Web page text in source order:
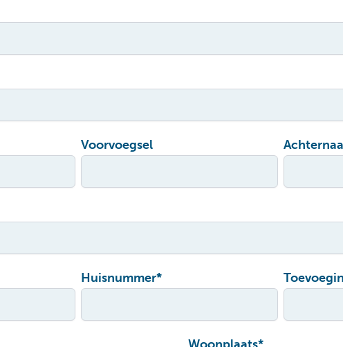
Voorvoegsel
Huisnummer*